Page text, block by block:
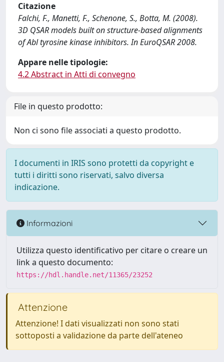
Citazione
Falchi, F., Manetti, F., Schenone, S., Botta, M. (2008).
3D QSAR models built on structure-based alignments
of Abl tyrosine kinase inhibitors. In EuroQSAR 2008.
Appare nelle tipologie:
4.2 Abstract in Atti di convegno
File in questo prodotto:
Non ci sono file associati a questo prodotto.
I documenti in IRIS sono protetti da copyright e
tutti i diritti sono riservati, salvo diversa
indicazione.
Informazioni
Utilizza questo identificativo per citare o creare un
link a questo documento:
https://hdl.handle.net/11365/23252
Attenzione
Attenzione! I dati visualizzati non sono stati
sottoposti a validazione da parte dell'ateneo